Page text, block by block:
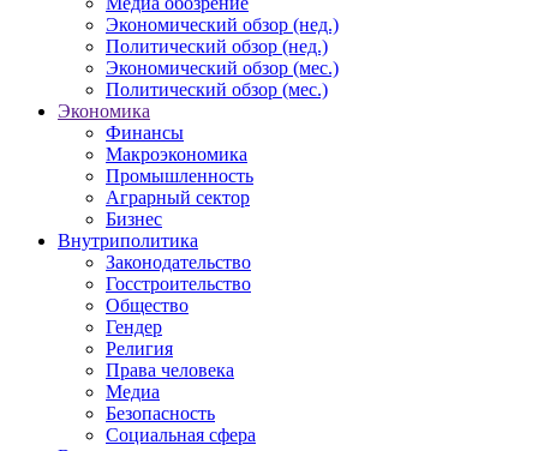
Экономический обзор (нед.)
Политический обзор (нед.)
Экономический обзор (мес.)
Политический обзор (мес.)
Экономика
Финансы
Макроэкономика
Промышленность
Аграрный сектор
Бизнес
Внутриполитика
Законодательство
Госстроительство
Общество
Гендер
Религия
Права человека
Медиа
Безопасность
Социальная сфера